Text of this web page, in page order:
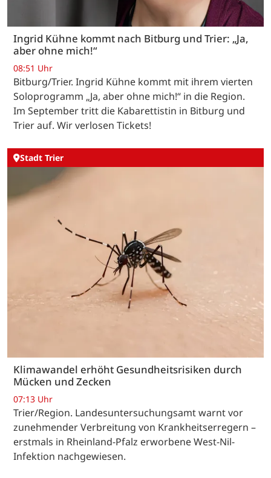
Ingrid Kühne kommt nach Bitburg und Trier: „Ja,
aber ohne mich!“
08:51 Uhr
Bitburg/Trier. Ingrid Kühne kommt mit ihrem vierten
Soloprogramm „Ja, aber ohne mich!“ in die Region.
Im September tritt die Kabarettistin in Bitburg und
Trier auf. Wir verlosen Tickets!
Stadt Trier
Klimawandel erhöht Gesundheitsrisiken durch
Mücken und Zecken
07:13 Uhr
Trier/Region. Landesuntersuchungsamt warnt vor
zunehmender Verbreitung von Krankheitserregern –
erstmals in Rheinland-Pfalz erworbene West-Nil-
Infektion nachgewiesen.